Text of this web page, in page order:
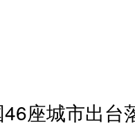
座城市出台